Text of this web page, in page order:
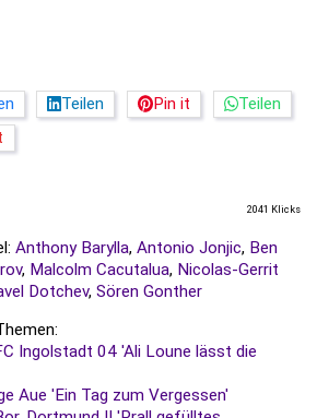
Teilen Pin it
Teilen
2041 Klicks
Anthony Barylla, Antonio Jonjic, Ben
, Malcolm Cacutalua, Nicolas-Gerrit
Dotchev, Sören Gonther
Ingolstadt 04 'Ali Loune lässt die
Aue 'Ein Tag zum Vergessen'